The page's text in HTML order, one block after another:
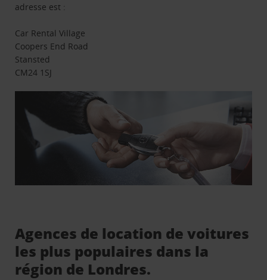
adresse est :
Car Rental Village
Coopers End Road
Stansted
CM24 1SJ
Agences de location de voitures
les plus populaires dans la
région de Londres.